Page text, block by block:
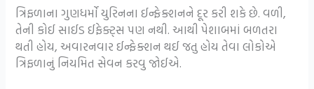
ત્રિફળાના ગુણધર્મો યુરિનના ઈન્ફેક્શનને દૂર કરી શકે છે. વળી,
તેની કોઈ સાઈડ ઈફેક્ટ્સ પણ નથી. આથી પેશાબમાં બળતરા
થતી હોય, અવારનવાર ઈન્ફેક્શન થઈ જતુ હોય તેવા લોકોએ
ત્રિફળાનું નિયમિત સેવન કરવુ જોઈએ.